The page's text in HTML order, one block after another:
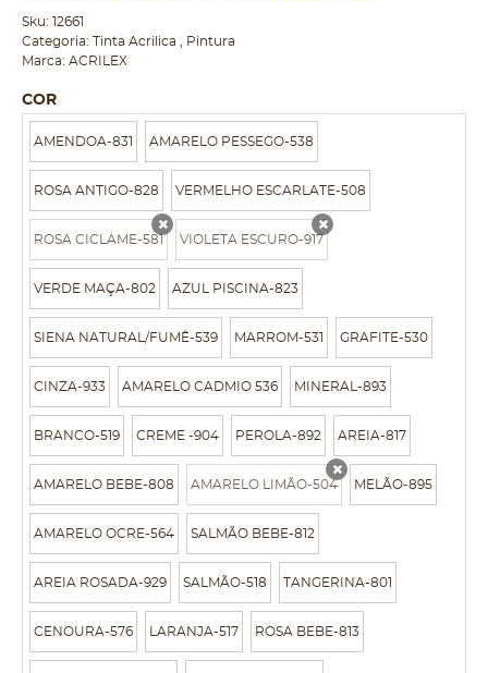
Sku: 12661
Categoria: Tinta Acrilica
Pintura
Marca: ACRILEX
COR
AMENDOA-831 AMARELO PESSEGO-538
ROSA ANTIGO-828 VERMELHO ESCARLATE-508
ROSA CICLAME-581
x VIOLETA ESCURO-917
x
VERDE MAÇA-802 AZUL PISCINA-823
SIENA NATURAL/FUMÊ-539 MARROM-531 GRAFITE-530
CINZA-933 AMARELO CADMIO 536 MINERAL-893
BRANCO-519 CREME -904 PEROLA-892 AREIA-817
AMARELO BEBE-808 AMARELO LIMÃO-504
x MELÃO-895
AMARELO OCRE-564 SALMÃO BEBE-812
AREIA ROSADA-929 SALMÃO-518 TANGERINA-801
CENOURA-576 LARANJA-517 ROSA BEBE-813